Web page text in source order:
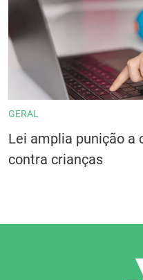
GERAL
Lei amplia punição a
contra crianças